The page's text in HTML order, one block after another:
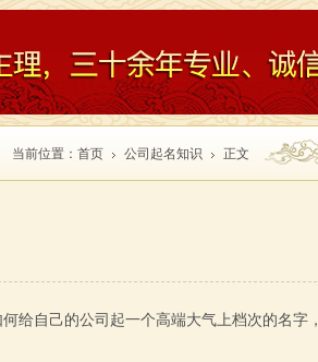
当前位置： 首页 公司起名知识 正文
给自己的公司起一个高端大气上档次的名字，